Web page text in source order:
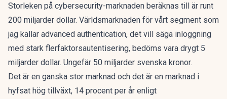
Storleken på cybersecurity-marknaden beräknas till är runt
200 miljarder dollar. Världsmarknaden för vårt segment som
jag kallar advanced authentication, det vill säga inloggning
med stark flerfaktorsautentisering, bedöms vara drygt 5
miljarder dollar. Ungefär 50 miljarder svenska kronor.
Det är en ganska stor marknad och det är en marknad i
hyfsat hög tillväxt, 14 procent per år enligt